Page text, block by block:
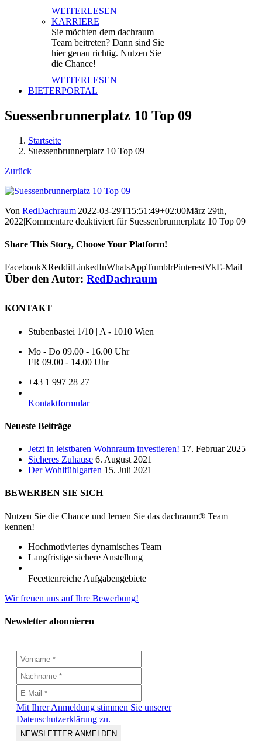
WEITERLESEN
KARRIERE
Sie möchten dem dachraum
Team beitreten? Dann sind Sie
hier genau richtig. Nutzen Sie
die Chance!
WEITERLESEN
BIETERPORTAL
Suessenbrunnerplatz 10 Top 09
Startseite
Suessenbrunnerplatz 10 Top 09
Zurück
Von RedDachraum|2022-03-29T15:51:49+02:00März 29th,
2022|Kommentare deaktiviert für Suessenbrunnerplatz 10 Top 09
Share This Story, Choose Your Platform!
FacebookXRedditLinkedInWhatsAppTumblrPinterestVkE-Mail
Über den Autor: RedDachraum
KONTAKT
Stubenbastei 1/10 | A - 1010 Wien
Mo - Do 09.00 - 16.00 Uhr
FR 09.00 - 14.00 Uhr
+43 1 997 28 27
Kontaktformular
Neueste Beiträge
Jetzt in leistbaren Wohnraum investieren! 17. Februar 2025
Sicheres Zuhause 6. August 2021
Der Wohlfühlgarten 15. Juli 2021
BEWERBEN SIE SICH
Nutzen Sie die Chance und lernen Sie das dachraum® Team
kennen!
Hochmotiviertes dynamisches Team
Langfristige sichere Anstellung
Fecettenreiche Aufgabengebiete
Wir freuen uns auf Ihre Bewerbung!
Newsletter abonnieren
Mit Ihrer Anmeldung stimmen Sie unserer
Datenschutzerklärung zu.